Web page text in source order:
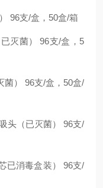
96支/盒，50盒/箱
灭菌） 96支/盒，5
菌） 96支/盒，50盒/
头（已灭菌） 96支/
已消毒盒装） 96支/